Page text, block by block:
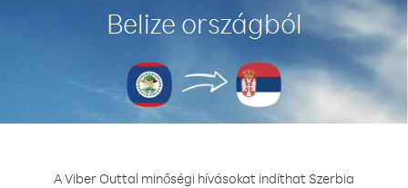
Belize országból
A Viber Outtal minőségi hívásokat indíthat Szerbia